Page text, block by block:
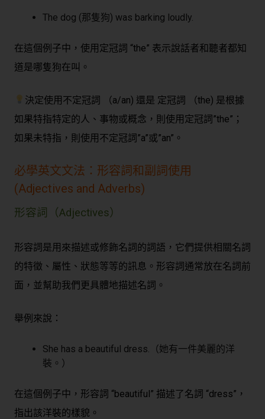
The dog (那隻狗) was barking loudly.
在這個例子中，使用定冠詞 “the” 表示說話者和聽者都知
道是哪隻狗在叫。
決定使用不定冠詞 （a/an) 還是 定冠詞 （the) 是根據
如果特指特定的人、事物或概念，則使用定冠詞”the”；
如果未特指，則使用不定冠詞”a”或”an”。
必學英文文法：形容詞和副詞使用
(Adjectives and Adverbs)
形容詞（Adjectives）
形容詞是用來描述或修飾名詞的詞語，它們提供相關名詞
的特徵、屬性、狀態等等的訊息。形容詞通常放在名詞前
面，並幫助我們更具體地描述名詞。
舉例來說：
She has a beautiful dress.（她有一件美麗的洋
裝。）
在這個例子中，形容詞 “beautiful” 描述了名詞 “dress”，
指出該洋裝的樣貌。